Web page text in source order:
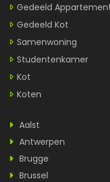
Gedeeld
Gedeeld Kot
Samenwoning
Studentenkamer
Kot
Koten
Aalst
Antwerpen
Brugge
Brussel